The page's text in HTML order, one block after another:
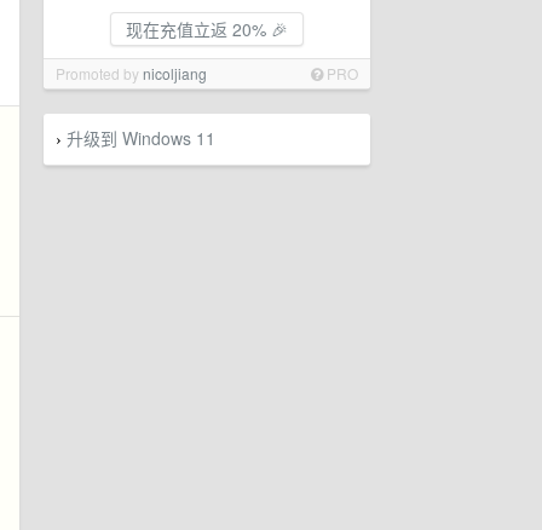
现在充值立返 20% 🎉
Promoted by nicoljiang PRO
› 升级到 Windows 11